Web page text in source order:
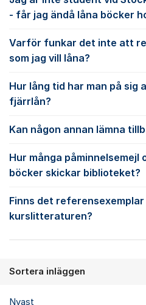
- får jag ändå låna böcker
Varför funkar det inte att
som jag vill låna?
Hur lång tid har man på sig
fjärrlån?
Kan någon annan lämna
Hur många påminnelsemejl
böcker skickar biblioteket?
Finns det referensexemplar
kurslitteraturen?
Sortera inläggen
Nyast